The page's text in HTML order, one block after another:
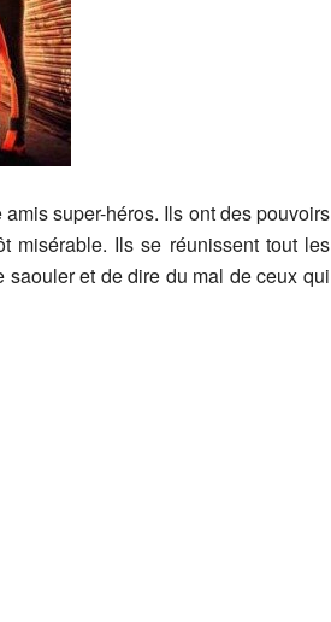
super-héros. Ils ont des pouvoirs
misérable. Ils se réunissent tout les
saouler et de dire du mal de ceux qui